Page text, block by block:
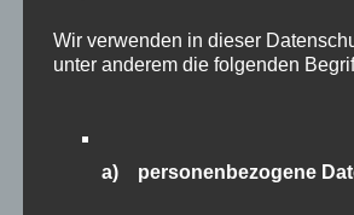
Wir verwenden in dieser
unter anderem die folgenden
a) personenbezogene